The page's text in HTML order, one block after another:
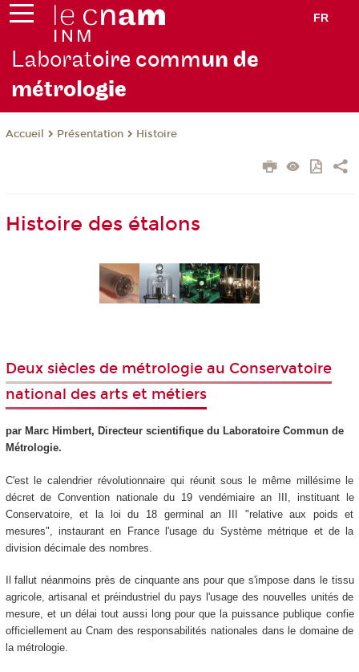
FR
Laboratoire commun de
métrologie
Accueil Présentation Histoire
Histoire des étalons
Deux siècles de métrologie au Conservatoire
national des arts et métiers
par Marc Himbert, Directeur scientifique du Laboratoire Commun de
Métrologie.
C'est le calendrier révolutionnaire qui réunit sous le même millésime le
décret de Convention nationale du 19 vendémiaire an III, instituant le
Conservatoire, et la loi du 18 germinal an III "relative aux poids et
mesures", instaurant en France l'usage du Système métrique et de la
division décimale des nombres.
Il fallut néanmoins près de cinquante ans pour que s'impose dans le tissu
agricole, artisanal et préindustriel du pays l'usage des nouvelles unités de
mesure, et un délai tout aussi long pour que la puissance publique confie
officiellement au Cnam des responsabilités nationales dans le domaine de
la métrologie.